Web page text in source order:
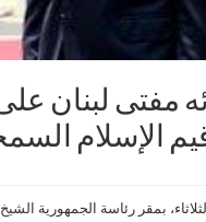
مفتى لبنان
الإسلام
بمقر رئاسة الجمهورية